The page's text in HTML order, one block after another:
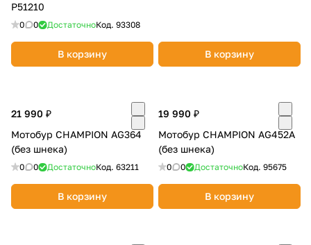
P51210
0 0 ДостаточноКод. 93308
В корзину В корзину
21 990 ₽
Мотобур CHAMPION AG364
(без шнека)
0 0 ДостаточноКод. 63211
В корзину
19 990 ₽
Мотобур CHAMPION AG452A
(без шнека)
0 0 ДостаточноКод. 95675
В корзину